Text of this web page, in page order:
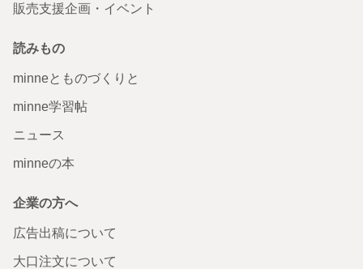
販売支援企画・イベント
読みもの
minneとものづくりと
minne学習帖
ニュース
minneの本
企業の方へ
広告出稿について
大口注文について